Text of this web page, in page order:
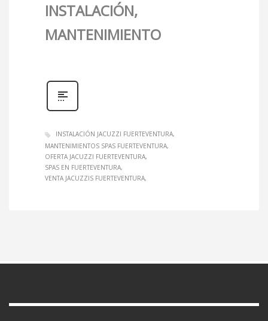
INSTALACIÓN,
MANTENIMIENTO
INSTALACIÓN JACUZZI FUERTEVENTURA
MANTENIMIENTOS SPAS FUERTEVENTURA
OFERTA JACUZZI FUERTEVENTURA
SPAS EN FUERTEVENTURA
VENTA JACUZZIS FUERTEVENTURA